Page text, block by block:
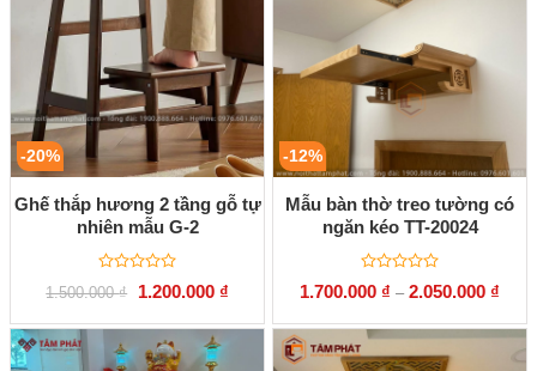
-20%
Ghế thắp hương 2 tầng gỗ tự
nhiên mẫu G-2
Được
xếp
0
sao
1.500.000₫
Giá
là:
1.500.000 ₫.
1.200.000 ₫Giá
tại
1.200.000 ₫.
-12%
Mẫu bàn thờ treo tường có
ngăn kéo TT-20024
Được
xếp
0
5
sao
1.700.000 ₫ – 2.050.000 ₫